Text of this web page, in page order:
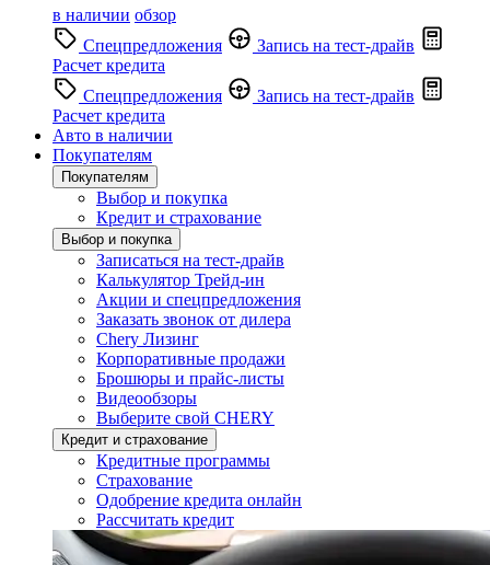
в наличии обзор
Спецпредложения
Запись на тест-драйв
Расчет кредита
Спецпредложения
Запись на тест-драйв
Расчет кредита
Авто в наличии
Покупателям
Покупателям
Выбор и покупка
Кредит и страхование
Выбор и покупка
Записаться на тест-драйв
Калькулятор Трейд-ин
Акции и спецпредложения
Заказать звонок от дилера
Chery Лизинг
Корпоративные продажи
Брошюры и прайс-листы
Видеообзоры
Выберите свой CHERY
Кредит и страхование
Кредитные программы
Страхование
Одобрение кредита онлайн
Рассчитать кредит